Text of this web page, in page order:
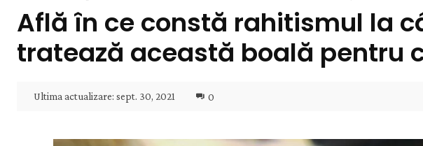
Află în ce constă rahitismul la
tratează această boală pentru
Ultima actualizare: sept. 30, 2021 0